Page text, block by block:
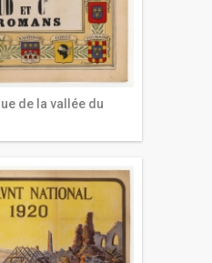
de la vallée du